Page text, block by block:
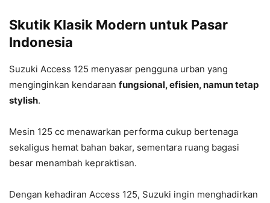
Skutik Klasik Modern untuk Pasar
Indonesia
Suzuki Access 125 menyasar pengguna urban yang
menginginkan kendaraan fungsional, efisien, namun tetap
stylish.
Mesin 125 cc menawarkan performa cukup bertenaga
sekaligus hemat bahan bakar, sementara ruang bagasi
besar menambah kepraktisan.
Dengan kehadiran Access 125, Suzuki ingin menghadirkan